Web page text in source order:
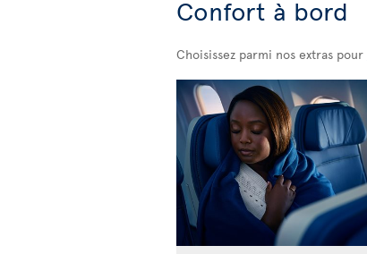
Confort à bord
Choisissez parmi nos extras pour